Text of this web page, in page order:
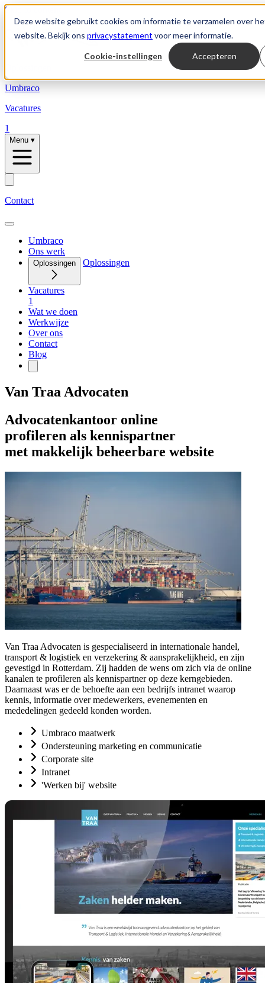
Deze website gebruikt cookies om informatie te verzamelen over
website. Bekijk ons privacystatement voor meer informatie.
Cookie-instellingen Accepteren
Skip to content
Umbraco
Vacatures
1
Menu ▾
Contact
Umbraco
Ons werk
Oplossingen Oplossingen
Vacatures
1
Wat we doen
Werkwijze
Over ons
Contact
Blog
Van Traa Advocaten
Advocatenkantoor online
profileren als kennispartner
met makkelijk beheerbare website
Van Traa Advocaten is gespecialiseerd in internationale handel,
transport & logistiek en verzekering & aansprakelijkheid, en zijn
gevestigd in Rotterdam. Zij hadden de wens om zich via de online
kanalen te profileren als kennispartner op deze kerngebieden.
Daarnaast was er de behoefte aan een bedrijfs intranet waarop
kennis, informatie over medewerkers, evenementen en
mededelingen gedeeld konden worden.
Umbraco maatwerk
Ondersteuning marketing en communicatie
Corporate site
Intranet
'Werken bij' website